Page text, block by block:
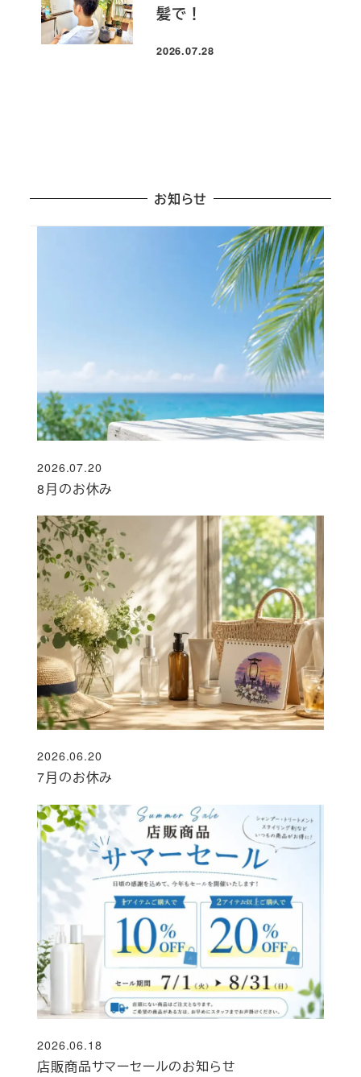
髪で！
投稿日
2026.07.28
お知らせ
8月のお休み
投稿日
2026.07.20
7月のお休み
投稿日
2026.06.20
店販商品サマーセールのお知らせ
投稿日
2026.06.18